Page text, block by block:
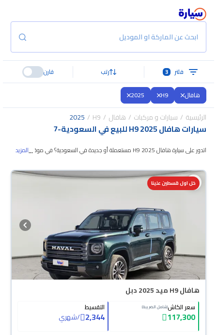
ابحث عن الماركة او الموديل
فلتر 3 رتب قارن
هافال H9
2025
الرئيسية سيارات و مركبات هافال H9
2025
سيارات هافال H9 2025 للبيع في السعودية -
7
اتدور على سيارة هافال H9 2025 مستعملة أو جديدة في السعودية؟ في موقع
هافال H9 2025 المستعملة مضمونة ومفحوصة بأكثر من 200 نقطة وتقدر
تقسيط، وتحجزها أونلاين، وبتوصلك لين باب بيتك.
...المزيد
خل اول قسطين علينا
هافال H9 ميد 2025 دبل
سعر الكاش(شامل الضريبة)
117,300
التقسيط
2,344
/شهري